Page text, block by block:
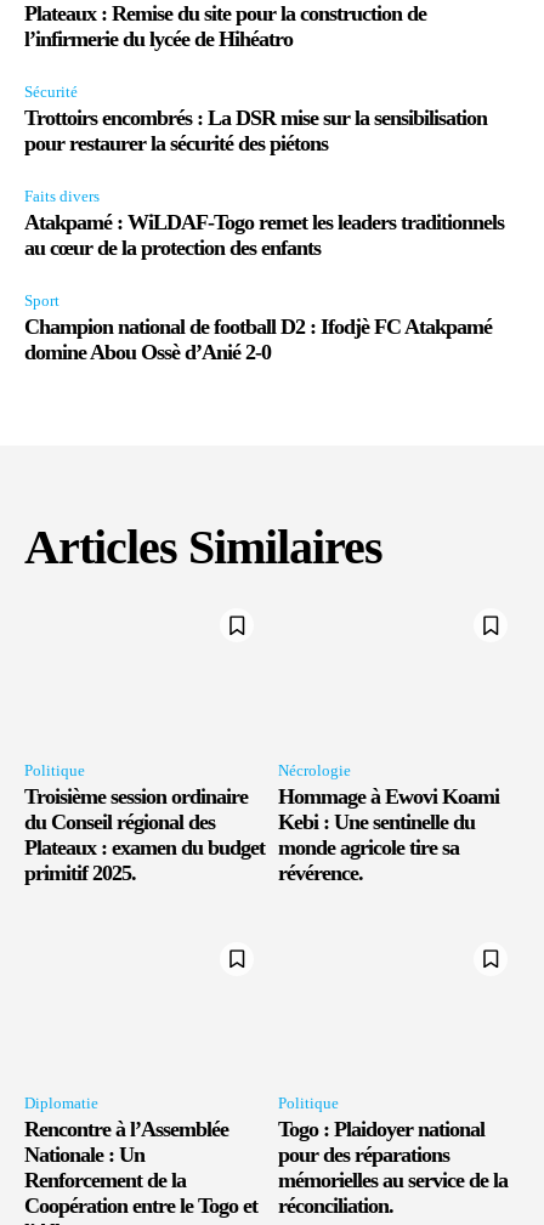
Plateaux : Remise du site pour la construction de
l’infirmerie du lycée de Hihéatro
Sécurité
Trottoirs encombrés : La DSR mise sur la sensibilisation
pour restaurer la sécurité des piétons
Faits divers
Atakpamé : WiLDAF-Togo remet les leaders traditionnels
au cœur de la protection des enfants
Sport
Champion national de football D2 : Ifodjè FC Atakpamé
domine Abou Ossè d’Anié 2-0
Articles Similaires
Politique
Troisième session ordinaire
du Conseil régional des
Plateaux : examen du budget
primitif 2025.
Nécrologie
Hommage à Ewovi Koami
Kebi : Une sentinelle du
monde agricole tire sa
révérence.
Diplomatie
Rencontre à l’Assemblée
Nationale : Un
Renforcement de la
Coopération entre le Togo et
Politique
Togo : Plaidoyer national
pour des réparations
mémorielles au service de la
réconciliation.